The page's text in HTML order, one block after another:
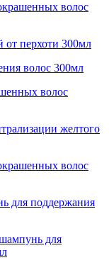
волос
перхоти 300мл
волос 300мл
волос
желтого
волос
для поддержания
для